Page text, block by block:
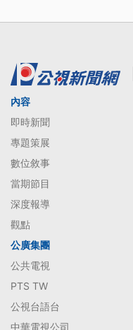
內容
即時新聞
專題策展
數位敘事
當期節目
深度報導
觀點
公廣集團
公共電視
PTS TW
公視台語台
中華電視公司